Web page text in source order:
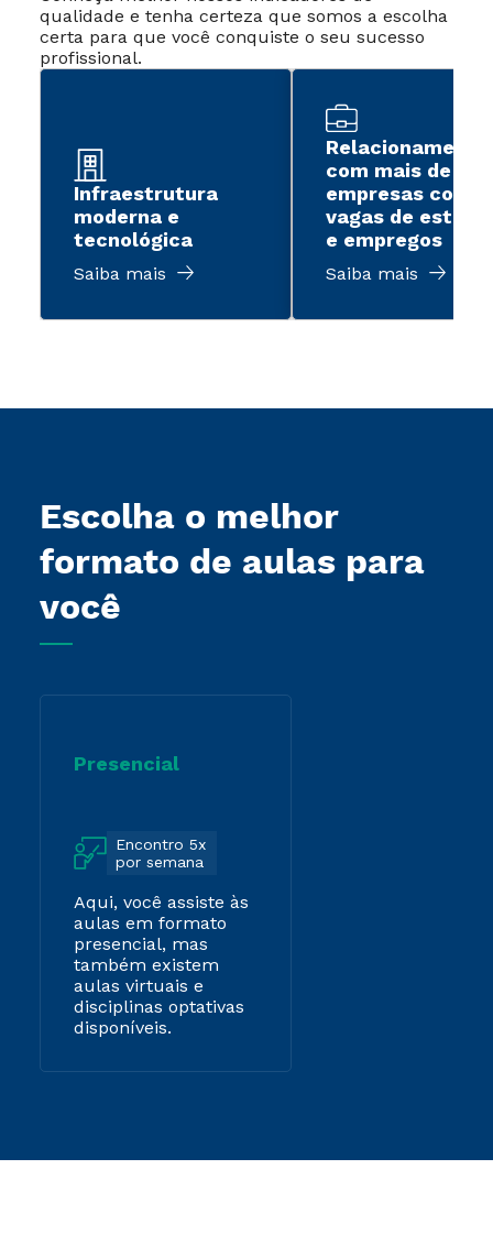
qualidade e tenha certeza que somos a escolha
certa para que você conquiste o seu sucesso
profissional.
Infraestrutura
moderna e
tecnológica
Saiba mais
Relacionamento
com mais de 2
empresas com
vagas de estágio
e empregos
Saiba mais
Escolha o melhor
formato de aulas para
você
Presencial
Encontro 5x
por semana
Aqui, você assiste às
aulas em formato
presencial, mas
também existem
aulas virtuais e
disciplinas optativas
disponíveis.